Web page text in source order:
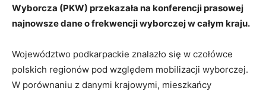
Wyborcza (PKW) przekazała na konferencji prasowej
najnowsze dane o frekwencji wyborczej w całym kraju.
Województwo podkarpackie znalazło się w czołówce
polskich regionów pod względem mobilizacji wyborczej.
W porównaniu z danymi krajowymi, mieszkańcy